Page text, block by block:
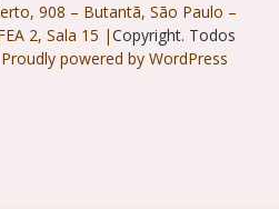
908 – Butantã, São Paulo –
2, Sala 15 |Copyright. Todos
Proudly powered by WordPress